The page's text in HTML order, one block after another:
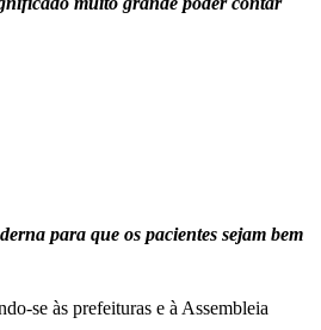
para que os pacientes sejam bem
se às prefeituras e à Assembleia